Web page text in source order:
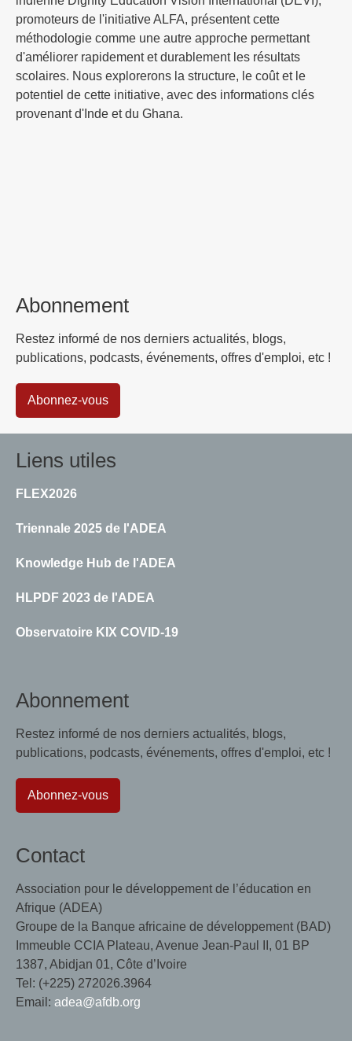
promoteurs de l'initiative ALFA, présentent cette
méthodologie comme une autre approche permettant
d'améliorer rapidement et durablement les résultats
scolaires. Nous explorerons la structure, le coût et le
potentiel de cette initiative, avec des informations clés
provenant d'Inde et du Ghana.
Abonnement
Restez informé de nos derniers actualités, blogs,
publications, podcasts, événements, offres d'emploi, etc !
Abonnez-vous
Liens utiles
FLEX2026
Triennale 2025 de l'ADEA
Knowledge Hub de l'ADEA
HLPDF 2023 de l'ADEA
Observatoire KIX COVID-19
Abonnement
Restez informé de nos derniers actualités, blogs,
publications, podcasts, événements, offres d'emploi, etc !
Abonnez-vous
Contact
Association pour le développement de l’éducation en
Afrique (ADEA)
Groupe de la Banque africaine de développement (BAD)
Immeuble CCIA Plateau, Avenue Jean-Paul II, 01 BP
1387, Abidjan 01, Côte d’Ivoire
Tel: (+225) 272026.3964
Email: adea@afdb.org